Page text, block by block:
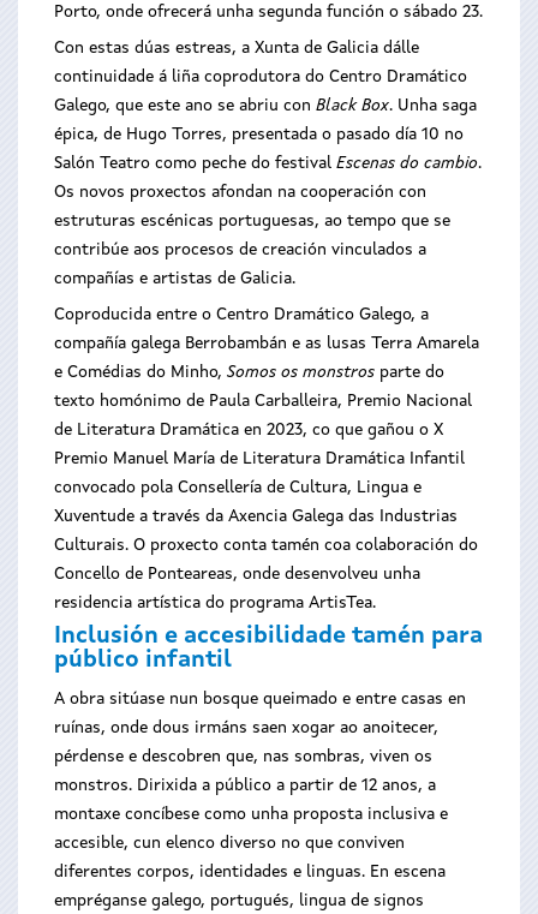
Porto, onde ofrecerá unha segunda función o sábado 23.
Con estas dúas estreas, a Xunta de Galicia dálle
continuidade á liña coprodutora do Centro Dramático
Galego, que este ano se abriu con Black Box. Unha saga
épica, de Hugo Torres, presentada o pasado día 10 no
Salón Teatro como peche do festival Escenas do cambio.
Os novos proxectos afondan na cooperación con
estruturas escénicas portuguesas, ao tempo que se
contribúe aos procesos de creación vinculados a
compañías e artistas de Galicia.
Coproducida entre o Centro Dramático Galego, a
compañía galega Berrobambán e as lusas Terra Amarela
e Comédias do Minho, Somos os monstros parte do
texto homónimo de Paula Carballeira, Premio Nacional
de Literatura Dramática en 2023, co que gañou o X
Premio Manuel María de Literatura Dramática Infantil
convocado pola Consellería de Cultura, Lingua e
Xuventude a través da Axencia Galega das Industrias
Culturais. O proxecto conta tamén coa colaboración do
Concello de Ponteareas, onde desenvolveu unha
residencia artística do programa ArtisTea.
Inclusión e accesibilidade tamén para
público infantil
A obra sitúase nun bosque queimado e entre casas en
ruínas, onde dous irmáns saen xogar ao anoitecer,
pérdense e descobren que, nas sombras, viven os
monstros. Dirixida a público a partir de 12 anos, a
montaxe concíbese como unha proposta inclusiva e
accesible, cun elenco diverso no que conviven
diferentes corpos, identidades e linguas. En escena
empréganse galego, portugués, lingua de signos